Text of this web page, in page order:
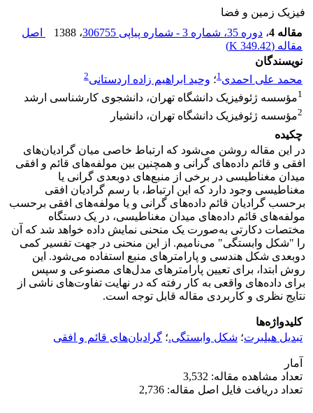
فیزیک زمین و فضا
مقاله 4
، دوره 35، شماره 3 - شماره پیاپی 306755 ، 1388
اصل
مقاله (349.42 K
)
نویسندگان
محمد علی احمدی1؛ وحید ابراهیم زاده اردستانی2
1مؤسسه ژئوفیزیک دانشگاه تهران، دانشجوی کارشناسی ارشد
2مؤسسه ژئوفیزیک دانشگاه تهران، دانشیار
چکیده
در این مقاله روشن می‌شود که ارتباط خاصی میان گرادیان‌های
افقی و قائم داده‌های گرانی و همچنین بین مولفه‌های قائم و افقی
میدان مغناطیسی در برخی از منبع‌های دوبعدی گرانی یا
مغناطیسی وجود دارد که این ارتباط، با رسم گرادیان افقی
برحسب گرادیان قائم داده‌های گرانی و یا مولفه‌های افقی برحسب
مولفه‌های قائم داده‌های میدان مغناطیسی، در یک دستگاه
مختصات دکارتی به‌صورت یک منحنی نمایش داده خواهد شد که آن
را "شکل وابستگی" می‌نامیم. از این منحنی در جهت تفسیر کمی
دوبعدی شکل هندسی و پارامترهای منبع استفاده می‌شود. این
روش ابتدا، برای تعیین پارامترهای مدل‌های مصنوعی و سپس
برای داده‌های واقعی به کار رفته که در نهایت تفاوت‌های ناشی از
نتایج نظری و کاربردی مقاله قابل توجه است.
کلیدواژه‌ها
تبدیل هیلبرت؛ شکل وابستگی.؛ گرادیان‌های قائم و افقی
آمار
تعداد مشاهده مقاله: 3,532
تعداد دریافت فایل اصل مقاله: 2,736